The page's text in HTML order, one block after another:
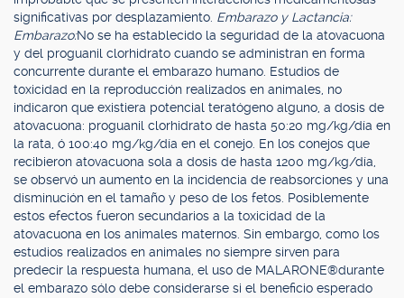
significativas por desplazamiento. Embarazo y Lactancia:
Embarazo:No se ha establecido la seguridad de la atovacuona
y del proguanil clorhidrato cuando se administran en forma
concurrente durante el embarazo humano. Estudios de
toxicidad en la reproducción realizados en animales, no
indicaron que existiera potencial teratógeno alguno, a dosis de
atovacuona: proguanil clorhidrato de hasta 50:20 mg/kg/día en
la rata, ó 100:40 mg/kg/día en el conejo. En los conejos que
recibieron atovacuona sola a dosis de hasta 1200 mg/kg/día,
se observó un aumento en la incidencia de reabsorciones y una
disminución en el tamaño y peso de los fetos. Posiblemente
estos efectos fueron secundarios a la toxicidad de la
atovacuona en los animales maternos. Sin embargo, como los
estudios realizados en animales no siempre sirven para
predecir la respuesta humana, el uso de MALARONE®durante
el embarazo sólo debe considerarse si el beneficio esperado